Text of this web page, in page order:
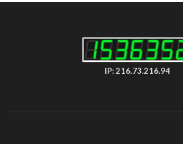
IP: 216.73.216.94